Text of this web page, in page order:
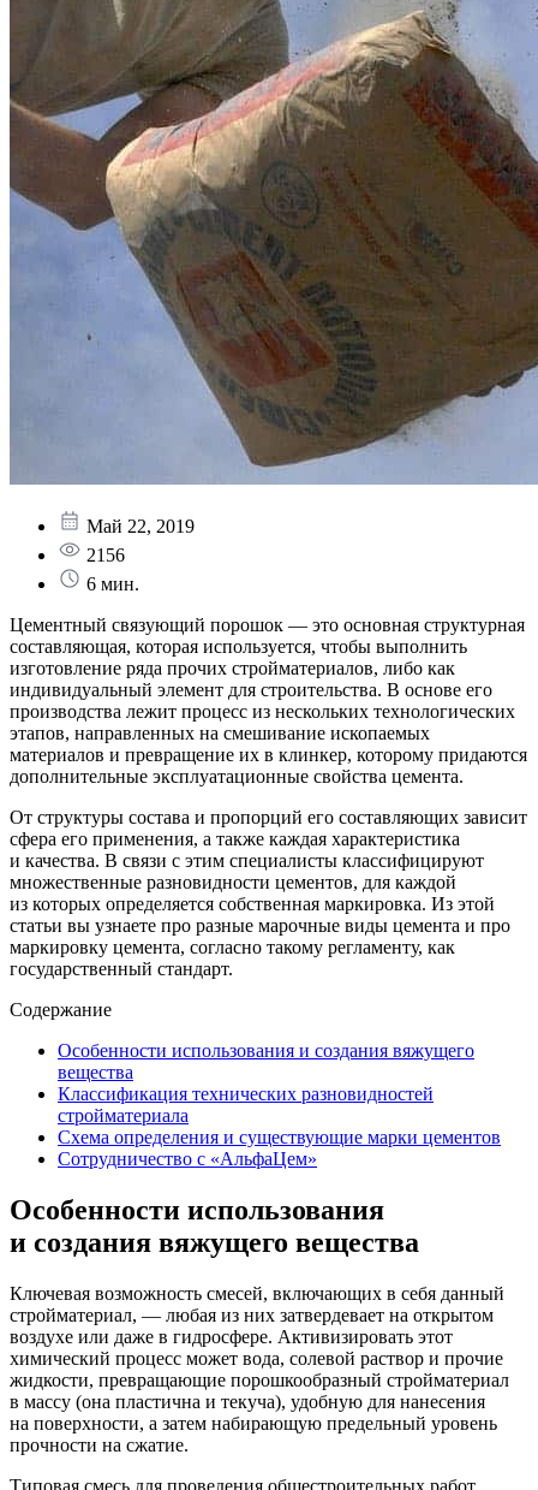
Май 22, 2019
2156
6 мин.
Цементный связующий порошок — это основная структурная
составляющая, которая используется, чтобы выполнить
изготовление ряда прочих стройматериалов, либо как
индивидуальный элемент для строительства. В основе его
производства лежит процесс из нескольких технологических
этапов, направленных на смешивание ископаемых
материалов и превращение их в клинкер, которому придаются
дополнительные эксплуатационные свойства цемента.
От структуры состава и пропорций его составляющих зависит
сфера его применения, а также каждая характеристика
и качества. В связи с этим специалисты классифицируют
множественные разновидности цементов, для каждой
из которых определяется собственная маркировка. Из этой
статьи вы узнаете про разные марочные виды цемента и про
маркировку цемента, согласно такому регламенту, как
государственный стандарт.
Содержание
Особенности использования и создания вяжущего
вещества
Классификация технических разновидностей
стройматериала
Схема определения и существующие марки цементов
Сотрудничество с «АльфаЦем»
Особенности использования
и создания вяжущего вещества
Ключевая возможность смесей, включающих в себя данный
стройматериал, — любая из них затвердевает на открытом
воздухе или даже в гидросфере. Активизировать этот
химический процесс может вода, солевой раствор и прочие
жидкости, превращающие порошкообразный стройматериал
в массу (она пластична и текуча), удобную для нанесения
на поверхности, а затем набирающую предельный уровень
прочности на сжатие.